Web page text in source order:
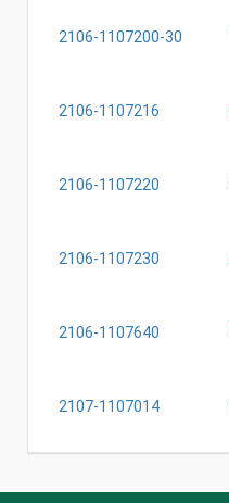
2106-1107200-30
2106-1107216
2106-1107220
2106-1107230
2106-1107640
2107-1107014